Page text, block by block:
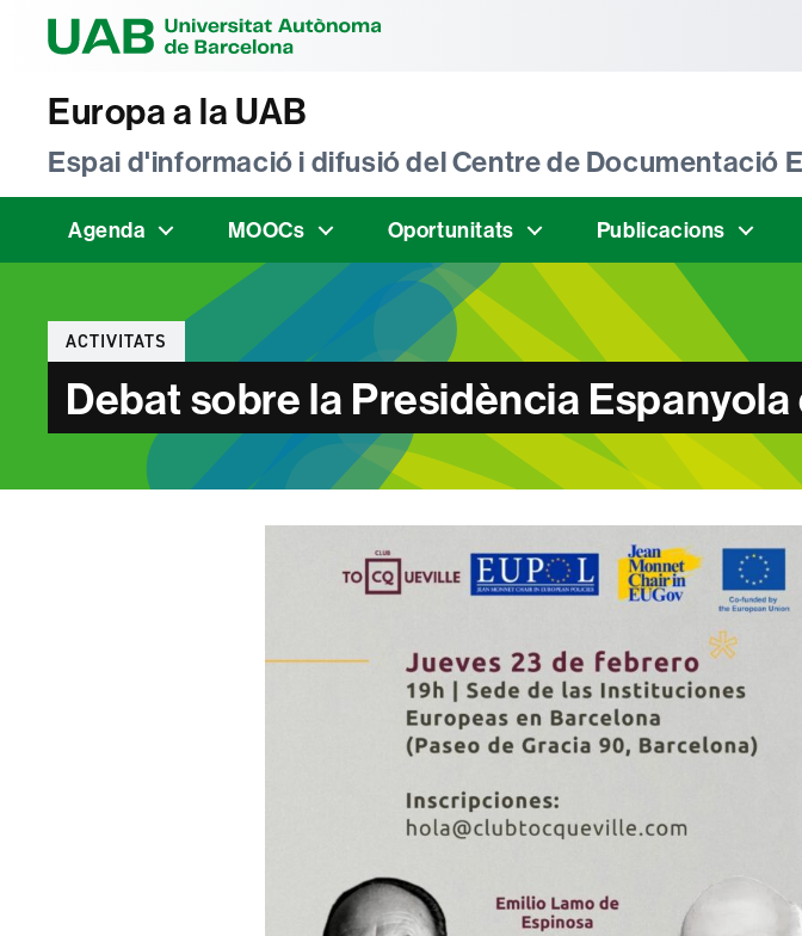
Europa a la UAB
Espai d'informació i difusió del Centre de Documentació
Agenda MOOCs Oportunitats Publicacions
Categories
ACTIVITATS
Debat sobre la Presidència